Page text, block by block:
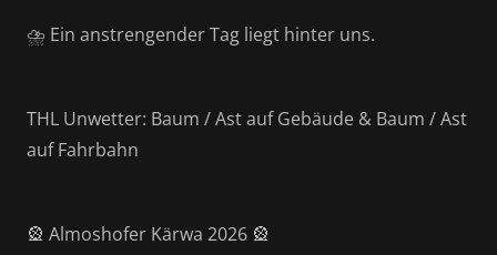
⛈️ Ein anstrengender Tag liegt hinter uns.
THL Unwetter: Baum / Ast auf Gebäude & Baum / Ast
auf Fahrbahn
🎡 Almoshofer Kärwa 2026 🎡